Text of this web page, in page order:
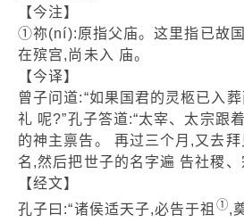
【今注】
①祢(ní):原指父庙。这里指已故
在殡宫,尚未入 庙。
【今译】
曾子问道:“如果国君的灵柩已入
礼 呢?”孔子答道:“太宰、太宗跟
的神主禀告。 再过三个月,又去
名,然后把世子的名字遍 告社稷、
【经文】
孔子曰:“诸侯适天子,必告于祖 ①,